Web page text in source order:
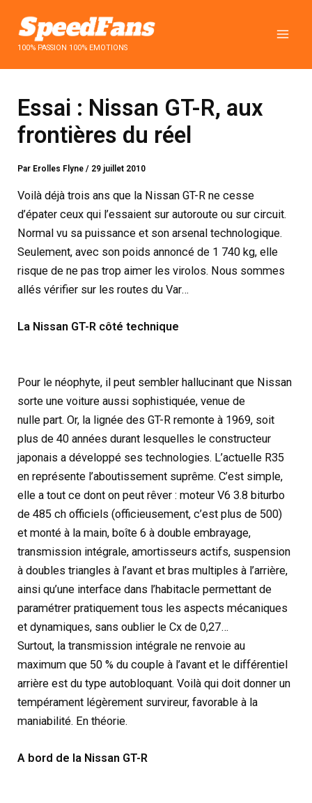
contenu100% PASSION 100% EMOTIONS
Essai : Nissan GT-R, aux
frontières du réel
Par Erolles Flyne/ 29 juillet 2010
Voilà déjà trois ans que la Nissan GT-R ne cesse
d’épater ceux qui l’essaient sur autoroute ou sur circuit.
Normal vu sa puissance et son arsenal technologique.
Seulement, avec son poids annoncé de 1 740 kg, elle
risque de ne pas trop aimer les virolos. Nous sommes
allés vérifier sur les routes du Var…
La Nissan GT-R côté technique
Pour le néophyte, il peut sembler hallucinant que Nissan
sorte une voiture aussi sophistiquée, venue de
nulle part. Or, la lignée des GT-R remonte à 1969, soit
plus de 40 années durant lesquelles le constructeur
japonais a développé ses technologies. L’actuelle R35
en représente l’aboutissement suprême. C’est simple,
elle a tout ce dont on peut rêver : moteur V6 3.8 biturbo
de 485 ch officiels (officieusement, c’est plus de 500)
et monté à la main, boîte 6 à double embrayage,
transmission intégrale, amortisseurs actifs, suspension
à doubles triangles à l’avant et bras multiples à l’arrière,
ainsi qu’une interface dans l’habitacle permettant de
paramétrer pratiquement tous les aspects mécaniques
et dynamiques, sans oublier le Cx de 0,27…
Surtout, la transmission intégrale ne renvoie au
maximum que 50 % du couple à l’avant et le différentiel
arrière est du type autobloquant. Voilà qui doit donner un
tempérament légèrement survireur, favorable à la
maniabilité. En théorie.
A bord de la Nissan GT-R